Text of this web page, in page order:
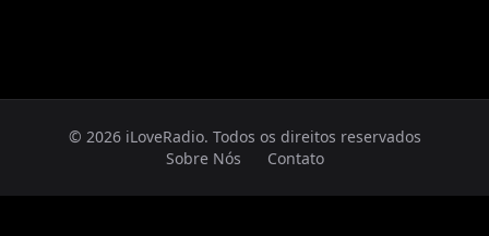
© 2026 iLoveRadio. Todos os direitos reservados
Sobre Nós
Contato